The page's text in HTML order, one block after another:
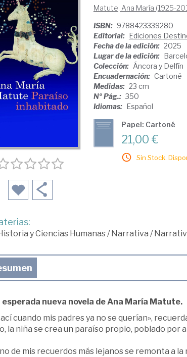
Matute, Ana María (1925-
ISBN: 9788423339280
Editorial: Ediciones
Fecha de la edición: 2025
Lugar de la edición:
Colección: Áncora y Delfín
Encuadernación: Cartoné
Medidas: 23 cm
Nº Pág.: 350
Idiomas: Español
Papel: Cartoné
21,00 €
Sin Stock.
y Ciencias Humanas/ Narrativa /
esperada nueva novela de Ana María Matute.
cuando mis padres ya no se querían»,
la niña se crea un paraíso propio, poblado por
de mis recuerdos más lejanos se remonta a